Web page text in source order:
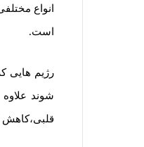
است.
رژیم هایی
شوند
قلبی،کاهش